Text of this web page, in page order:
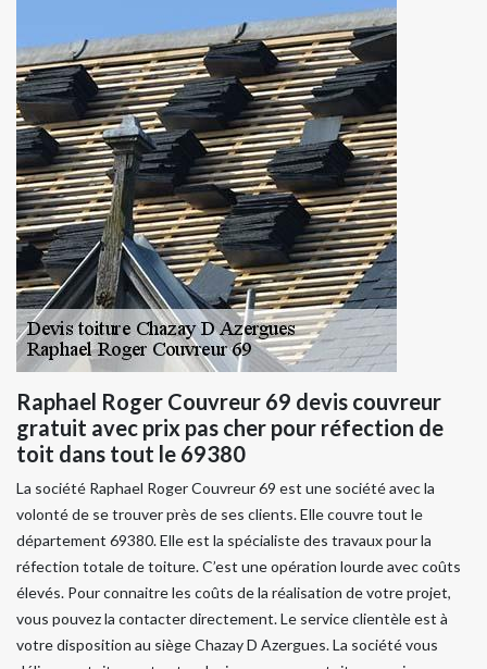
Raphael Roger Couvreur 69 devis couvreur
gratuit avec prix pas cher pour réfection de
toit dans tout le 69380
La société Raphael Roger Couvreur 69 est une société avec la
volonté de se trouver près de ses clients. Elle couvre tout le
département 69380. Elle est la spécialiste des travaux pour la
réfection totale de toiture. C’est une opération lourde avec coûts
élevés. Pour connaitre les coûts de la réalisation de votre projet,
vous pouvez la contacter directement. Le service clientèle est à
votre disposition au siège Chazay D Azergues. La société vous